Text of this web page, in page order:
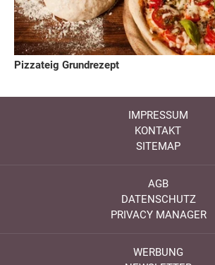
Pizzateig Grundrezept
IMPRESSUM
KONTAKT
SITEMAP
AGB
DATENSCHUTZ
PRIVACY MANAGER
WERBUNG